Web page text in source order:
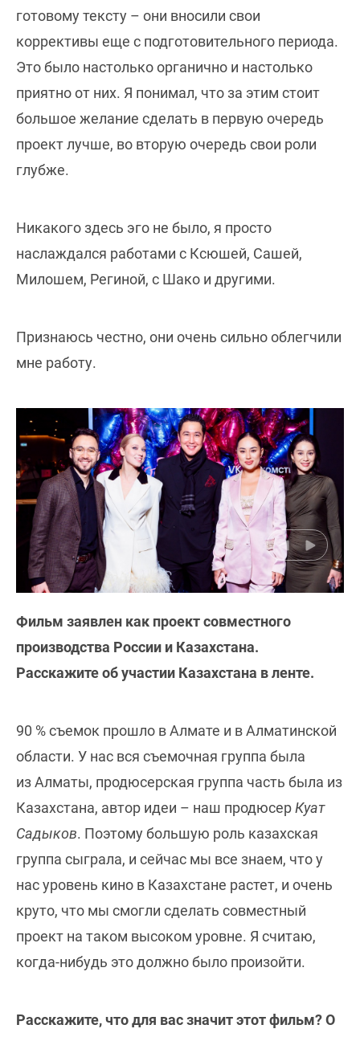
готовому тексту – они вносили свои
коррективы еще с подготовительного периода.
Это было настолько органично и настолько
приятно от них. Я понимал, что за этим стоит
большое желание сделать в первую очередь
проект лучше, во вторую очередь свои роли
глубже.
Никакого здесь эго не было, я просто
наслаждался работами с Ксюшей, Сашей,
Милошем, Региной, с Шако и другими.
Признаюсь честно, они очень сильно облегчили
мне работу.
Фильм заявлен как проект совместного
производства России и Казахстана.
Расскажите об участии Казахстана в ленте.
90 % съемок прошло в Алмате и в Алматинской
области. У нас вся съемочная группа была
из Алматы, продюсерская группа часть была из
Казахстана, автор идеи – наш продюсерКуат
Садыков. Поэтому большую роль казахская
группа сыграла, и сейчас мы все знаем, что у
нас уровень кино в Казахстане растет, и очень
круто, что мы смогли сделать совместный
проект на таком высоком уровне. Я считаю,
когда-нибудь это должно было произойти.
Расскажите, что для вас значит этот фильм? О